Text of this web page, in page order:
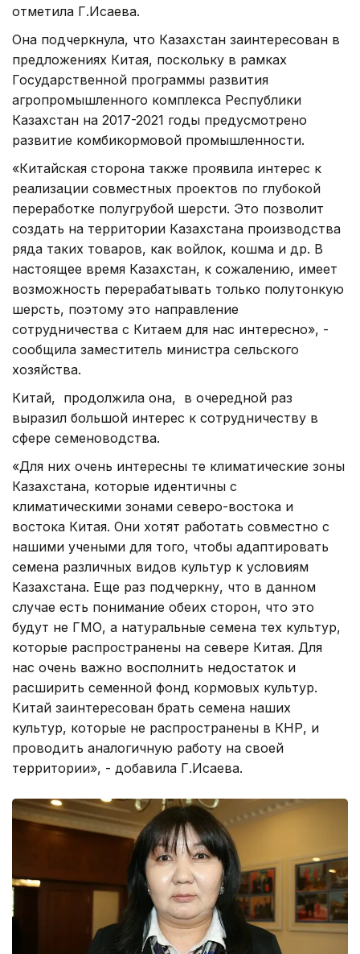
отметила Г.Исаева.
Она подчеркнула, что Казахстан заинтересован в
предложениях Китая, поскольку в рамках
Государственной программы развития
агропромышленного комплекса Республики
Казахстан на 2017-2021 годы предусмотрено
развитие комбикормовой промышленности.
«Китайская сторона также проявила интерес к
реализации совместных проектов по глубокой
переработке полугрубой шерсти. Это позволит
создать на территории Казахстана производства
ряда таких товаров, как войлок, кошма и др. В
настоящее время Казахстан, к сожалению, имеет
возможность перерабатывать только полутонкую
шерсть, поэтому это направление
сотрудничества с Китаем для нас интересно», -
сообщила заместитель министра сельского
хозяйства.
Китай, продолжила она, в очередной раз
выразил большой интерес к сотрудничеству в
сфере семеноводства.
«Для них очень интересны те климатические зоны
Казахстана, которые идентичны с
климатическими зонами северо-востока и
востока Китая. Они хотят работать совместно с
нашими учеными для того, чтобы адаптировать
семена различных видов культур к условиям
Казахстана. Еще раз подчеркну, что в данном
случае есть понимание обеих сторон, что это
будут не ГМО, а натуральные семена тех культур,
которые распространены на севере Китая. Для
нас очень важно восполнить недостаток и
расширить семенной фонд кормовых культур.
Китай заинтересован брать семена наших
культур, которые не распространены в КНР, и
проводить аналогичную работу на своей
территории», - добавила Г.Исаева.